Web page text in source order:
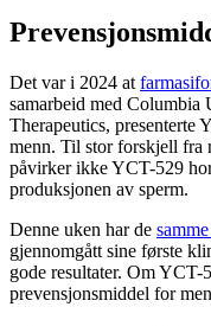
Det var i 2024 at
samarbeid med Columbia
Therapeutics, presenterte
menn. Til stor forskjell fra
påvirker ikke YCT-529
produksjonen av sperm.
Denne uken har de
gjennomgått sine første
gode resultater. Om
prevensjonsmiddel for